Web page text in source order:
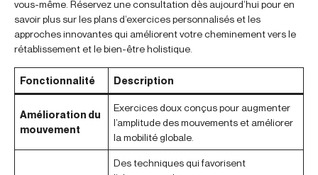
vous-même. Réservez une consultation dès aujourd’hui pour en
savoir plus sur les plans d’exercices personnalisés et les
approches innovantes qui améliorent votre cheminement vers le
rétablissement et le bien-être holistique.
Fonctionnalité Description
Amélioration du
mouvement
Exercices doux conçus pour augmenter
l’amplitude des mouvements et améliorer
la mobilité globale.
Des techniques qui favorisent